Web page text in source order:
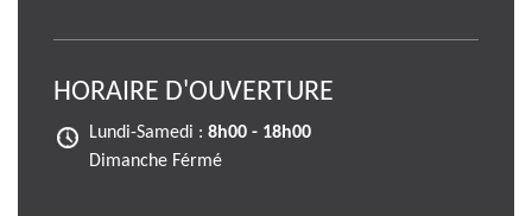
HORAIRE D'OUVERTURE
Lundi-Samedi : 8h00 - 18h00
Dimanche Férmé